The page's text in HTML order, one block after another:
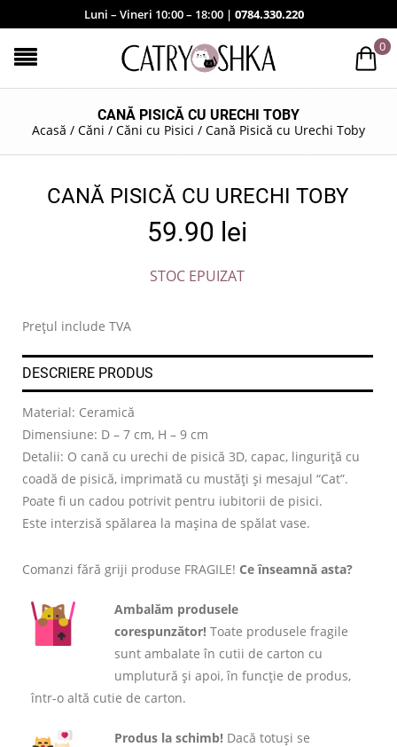
Luni – Vineri 10:00 – 18:00 | 0784.330.220
0
CANĂ PISICĂ CU URECHI TOBY
Acasă / Căni / Căni cu Pisici / Cană Pisică cu Urechi Toby
CANĂ PISICĂ CU URECHI TOBY
59.90 lei
STOC EPUIZAT
Prețul include TVA
DESCRIERE PRODUS
Material: Ceramică
Dimensiune: D – 7 cm, H – 9 cm
Detalii: O cană cu urechi de pisică 3D, capac, linguriță cu
coadă de pisică, imprimată cu mustăți și mesajul “Cat”.
Poate fi un cadou potrivit pentru iubitorii de pisici.
Este interzisă spălarea la mașina de spălat vase.
Comanzi fără griji produse FRAGILE! Ce înseamnă asta?
Ambalăm produsele
corespunzător! Toate produsele fragile
sunt ambalate în cutii de carton cu
umplutură și apoi, în funcție de produs,
într-o altă cutie de carton.
Produs la schimb! Dacă totuși se